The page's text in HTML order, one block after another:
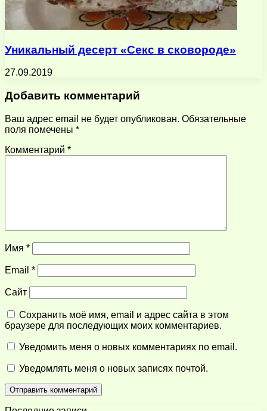
Уникальный десерт «Секс в сковороде»
27.09.2019
Добавить комментарий
Ваш адрес email не будет опубликован. Обязательные
поля помечены *
Комментарий *
Имя *
Email *
Сайт
Сохранить моё имя, email и адрес сайта в этом
браузере для последующих моих комментариев.
Уведомить меня о новых комментариях по email.
Уведомлять меня о новых записях почтой.